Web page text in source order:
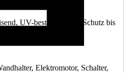
UV-beständig, UV-Schutz bis
Elektromotor, Schalter,